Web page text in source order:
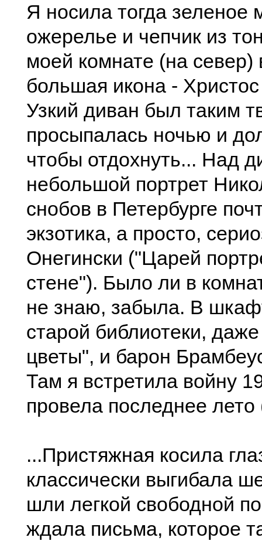
Я носила тогда зеленое
ожерелье и чепчик из
моей комнате (на север)
большая икона -
Узкий диван был таким
просыпалась ночью и
чтобы отдохнуть... Над
небольшой портрет
снобов в Петербурге
экзотика, а просто,
Онегински ("Царей
стене"). Было ли в
не знаю, забыла. В
старой библиотеки,
цветы", и барон
Там я встретила войну
провела последнее лето
...Пристяжная косила
классически выгибала
шли легкой свободной
ждала письма, которое